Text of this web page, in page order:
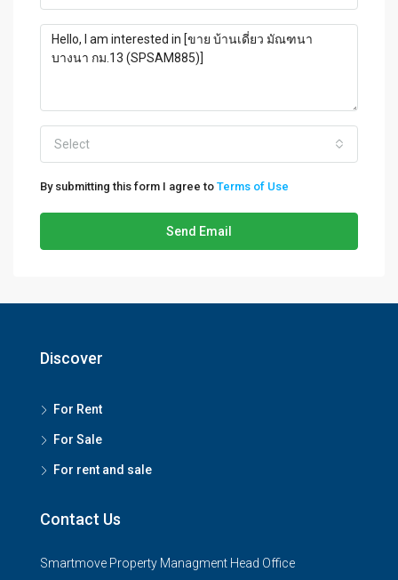
Select
By submitting this form I agree to Terms of Use
Send Email
Discover
For Rent
For Sale
For rent and sale
Contact Us
Smartmove Property Managment Head Office